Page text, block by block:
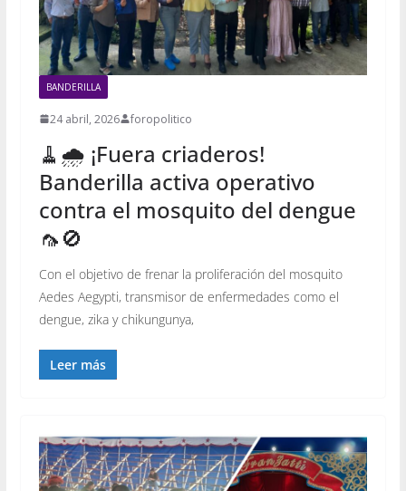
BANDERILLA
24 abril, 2026 foropolitico
🧹🌧️ ¡Fuera criaderos!
Banderilla activa operativo
contra el mosquito del dengue
🦟🚫
Con el objetivo de frenar la proliferación del mosquito
Aedes Aegypti, transmisor de enfermedades como el
dengue, zika y chikungunya,
Leer más